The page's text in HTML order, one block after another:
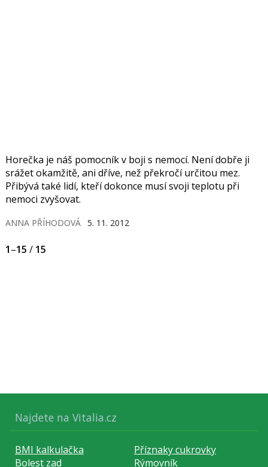
Horečka je náš pomocník v boji s nemocí. Není dobře ji
srážet okamžitě, ani dříve, než překročí určitou mez.
Přibývá také lidí, kteří dokonce musí svoji teplotu při
nemoci zvyšovat.
ANNA PŘÍHODOVÁ 5. 11. 2012
1–15 / 15
Najdete na Vitalia.cz
BMI kalkulačka
Příznaky cukrovky
Bolest zad
Rýmovník